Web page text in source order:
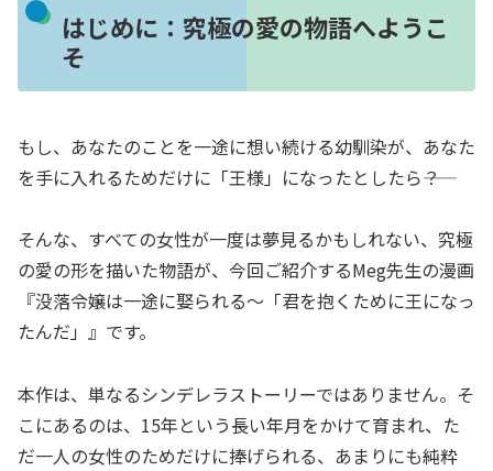
はじめに：究極の愛の物語へようこ
そ
もし、あなたのことを一途に想い続ける幼馴染が、あなた
を手に入れるためだけに「王様」になったとしたら――？
そんな、すべての女性が一度は夢見るかもしれない、究極
の愛の形を描いた物語が、今回ご紹介するMeg先生の漫画
『没落令嬢は一途に娶られる～「君を抱くために王になっ
たんだ」』です。
本作は、単なるシンデレラストーリーではありません。そ
こにあるのは、15年という長い年月をかけて育まれ、た
だ一人の女性のためだけに捧げられる、あまりにも純粋